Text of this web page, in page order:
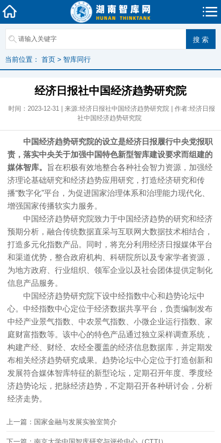
当前位置： 首页 > 智库同行
经济日报社中国经济趋势研究院
时间：2023-12-31 | 来源:经济日报社中国经济趋势研究院 | 作者:经济日报
社中国经济趋势研究院
中国经济趋势研究院的设立是经济日报履行中央党报职
责，落实中央关于加强中国特色新型智库建设要求而组建的
媒体智库。
旨在积极有效地整合各种社会智力资源，加强经
济理论基础研究和经济趋势应用研究，打造经济研究和传
播“数字化”平台，为促进国家治理体系和治理能力现代化、
增强国家传播软实力服务。
中国经济趋势研究院致力于中国经济趋势的研究和经济
预期分析，融合传统数据直采与互联网大数据技术相结合，
打造多元化指数产品。同时，将充分利用经济日报媒体平台
和渠道优势，整合政府机构、科研院所以及专家学者资源，
为地方政府、行业组织、领军企业以及社会团体提供定制化
信息产品服务。
中国经济趋势研究院下设中经指数中心和趋势论坛中
心。中经指数中心定位于经济数据共享平台，负责编制发布
中经产业景气指数、中农景气指数、小微企业运行指数、家
庭财富指数等。该中心的特色产品通过独立采样调查系统，
构建产经、财经、农经全覆盖的经济信息数据库，并定期发
布相关经济趋势研究成果。趋势论坛中心定位于打造创新和
发展符合媒体智库特征的新型论坛，定期召开年度、季度经
济趋势论坛，把脉经济趋势，不定期召开各种研讨会，分析
经济走势。
上一篇：国家金融与发展实验室简介